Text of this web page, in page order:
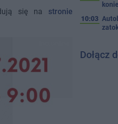
się na stronie
10:03
Dołącz